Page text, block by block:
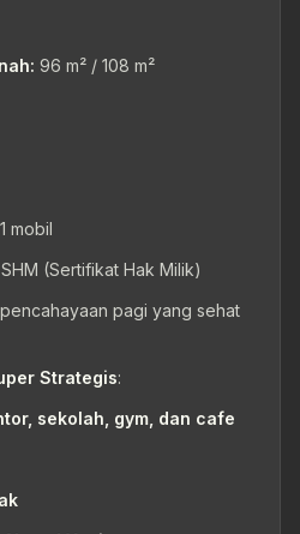
96 m² / 108 m²
mobil
SHM (Sertifikat Hak Milik)
pagi yang sehat
Strategis:
sekolah, gym, dan cafe